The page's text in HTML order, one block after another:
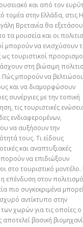
και από τον
τομέα στην Ελλάδα, στις
Βρετανία θα
τα μουσεία και οι
μπορούν να ενισχύσουν
τουριστικοί
στη βιώσιμη
μπορούν να
και να διαμορφώσουν
συνέργιες με την τοπική
τις τουριστικές
ενδιαφερομένων,
να αυξήσουν την
τους. Τι είδους
και αναπτυξιακές
να επιδιώξουν
στο τουριστικό μοντέλο.
επένδυση στον
πιο συγκεκριμένα
αντίκτυπο στην
χωρών για τις οποίες ο
βασική